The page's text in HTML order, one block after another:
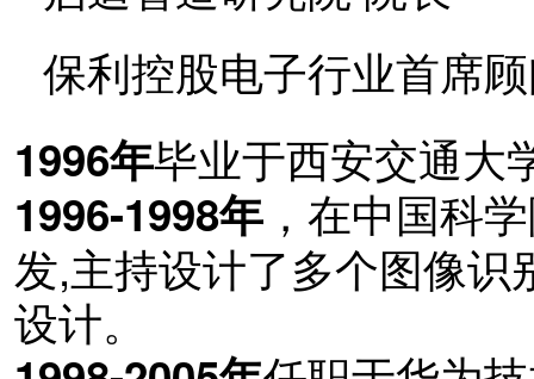
保利控股电子行业首席
1996年毕业于西安交通大
1996-1998年 ，在中国科
发,主持设计了多个图像
设计。